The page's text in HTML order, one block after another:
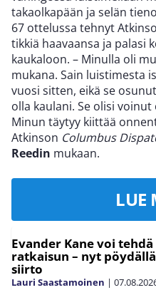
takaolkapään ja selän
67 ottelussa tehnyt
tikkiä haavaansa ja palasi
kaukaloon. – Minulla oli
mukana. Sain luistimesta
vuosi sitten, eikä se
olla kaulani. Se olisi
Minun täytyy kiittää
Atkinson Columbus
Reedin mukaan.
LUE
Evander Kane voi
ratkaisun – nyt
siirto
Lauri Saastamoinen |